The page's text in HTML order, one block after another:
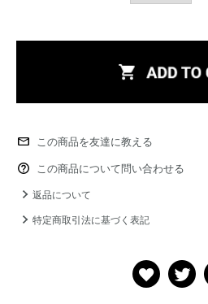
この商品を友達に教える
この商品について問い合わせる
返品について
特定商取引法に基づく表記